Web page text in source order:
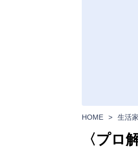
HOME > 生活
〈プロ